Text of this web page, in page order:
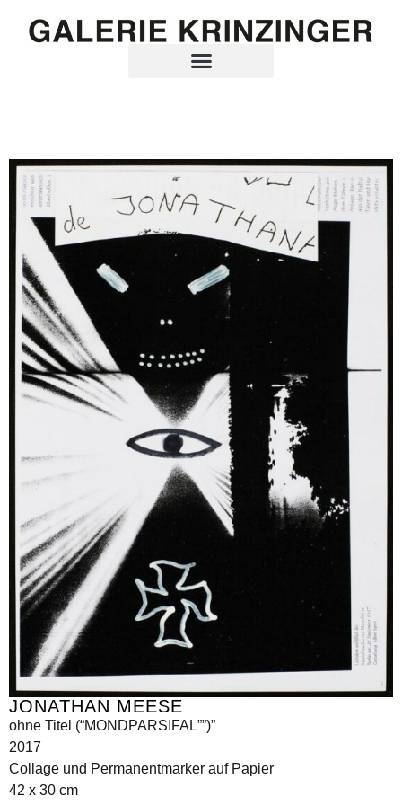
JONATHAN MEESE
ohne Titel (“MONDPARSIFAL””)”
2017
Collage und Permanentmarker auf Papier
42 x 30 cm